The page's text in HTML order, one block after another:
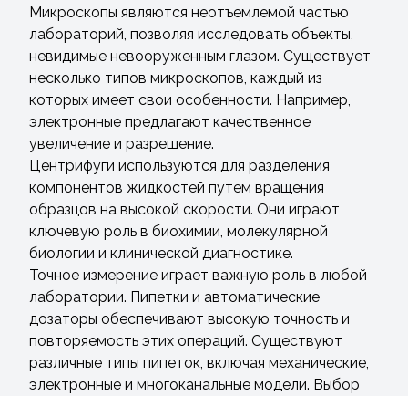
Микроскопы являются неотъемлемой частью
лабораторий, позволяя исследовать объекты,
невидимые невооруженным глазом. Существует
несколько типов микроскопов, каждый из
которых имеет свои особенности. Например,
электронные предлагают качественное
увеличение и разрешение.
Центрифуги используются для разделения
компонентов жидкостей путем вращения
образцов на высокой скорости. Они играют
ключевую роль в биохимии, молекулярной
биологии и клинической диагностике.
Точное измерение играет важную роль в любой
лаборатории. Пипетки и автоматические
дозаторы обеспечивают высокую точность и
повторяемость этих операций. Существуют
различные типы пипеток, включая механические,
электронные и многоканальные модели. Выбор